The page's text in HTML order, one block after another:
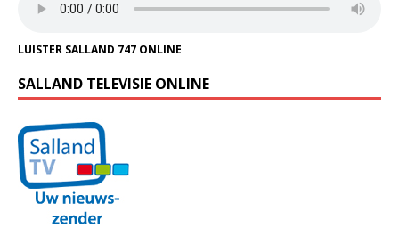
LUISTER SALLAND 747 ONLINE
SALLAND TELEVISIE ONLINE